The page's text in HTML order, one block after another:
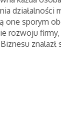
działalności
one sporym
rozwoju
znalazł